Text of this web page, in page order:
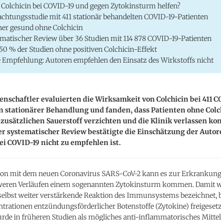
bei COVID-19 und gegen Zytokinsturm helfen?
mit 411 stationär behandelten COVID-19-Patienten
gesund ohne Colchicin
Review über 36 Studien mit 114 878 COVID-19-Patienten
% der Studien ohne positiven Colchicin-Effekt
Empfehlung: Autoren empfehlen den Einsatz des Wirkstoffs nicht
evaluierten die Wirksamkeit von Colchicin bei 411
stationärer Behandlung und fanden, dass Patienten ohne
Sauerstoff verzichten und die Klinik verlassen
systematischer Review bestätigte die Einschätzung der
COVID-19 nicht zu empfehlen ist.
mit dem neuen Coronavirus SARS-CoV-2 kann es zur Erkrankung
Verläufen einem sogenannten Zytokinsturm kommen. Damit
weiter verstärkende Reaktion des Immunsystems bezeichnet,
entzündungsförderlicher Botenstoffe (Zytokine)
in früheren Studien als mögliches anti-inflammatorisches